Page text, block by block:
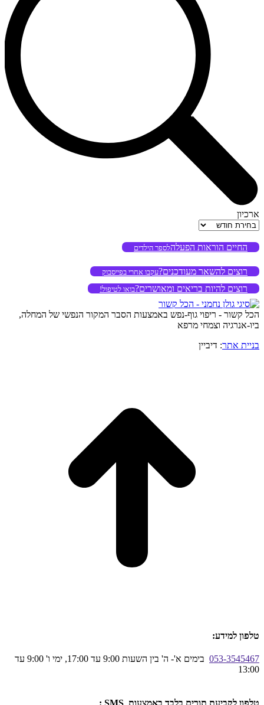
ארכיון
ארכיון
החיים הוראות הפעלהלספר הילדים
רוצים להשאר מעודכנים?עקבו אחרי בפייסבוק
רוצים להיות בריאים ומאושרים?בואו לטיפול!
הכל קשור - ריפוי גוף-נפש באמצעות הסבר המקור הנפשי של המחלה,
ביו-אנרגיה וצמחי מרפא
בניית אתר: דיביין
טלפון למידע:
053-3545467
בימים א'- ה' בין השעות 9:00 עד 17:00, ימי ו' 9:00 עד
13:00